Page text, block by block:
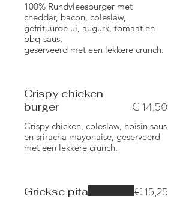
100% Rundvleesburger met
cheddar, bacon, coleslaw,
gefrituurde ui, augurk, tomaat en
bbq-saus,
geserveerd met een lekkere crunch.
Crispy chicken
burger
Crispy chicken, coleslaw, hoisin saus
en sriracha mayonaise, geserveerd
met een lekkere crunch.
€ 14,50
Griekse pita € 15,25